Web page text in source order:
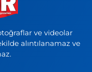
ve videolar
alıntılanamaz ve